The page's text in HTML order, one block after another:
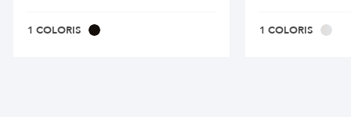
1 COLORIS 1 COLORIS